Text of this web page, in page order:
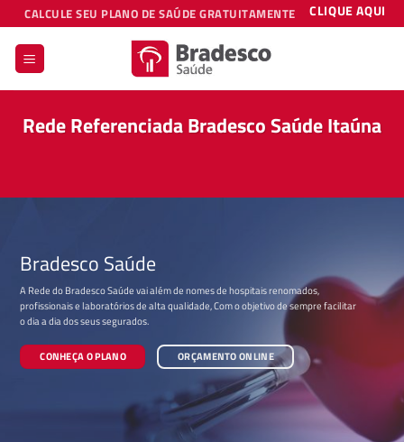
Skip
to
content
CALCULE SEU PLANO DE SAÚDE GRATUITAMENTE CLIQUE AQUI
Rede Referenciada Bradesco Saúde Itaúna
Bradesco Saúde
A Rede do Bradesco Saúde vai além de nomes de hospitais renomados,
profissionais e laboratórios de alta qualidade, Com o objetivo de sempre facilitar
o dia a dia dos seus segurados.
CONHEÇA O PLANO ORÇAMENTO ONLINE